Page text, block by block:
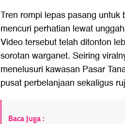
Tren rompi lepas pasang
mencuri perhatian lewat
Video tersebut telah ditonton
sorotan warganet. Seiring
menelusuri kawasan Pasar
pusat perbelanjaan sekaligus
Baca Juga :